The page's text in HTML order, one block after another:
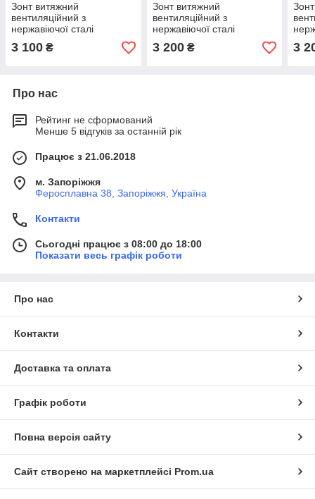
Зонт витяжний
вентиляційний з
нержавіючої сталі
700х1400
3 100 ₴
Зонт витяжний
вентиляційний з
нержавіючої сталі
1000х1000
3 200₴ 3
Про нас
Рейтинг не сформований
Менше 5 відгуків за останній рік
Працює з 21.06.2018
м. Запоріжжя
Феросплавна 38, Запоріжжя, Україна
Контакти
Сьогодні працює з 08:00 до 18:00
Показати весь графік роботи
Про нас
Контакти
Доставка та оплата
Графік роботи
Повна версія сайту
Сайт створено на маркетплейсі Prom.ua